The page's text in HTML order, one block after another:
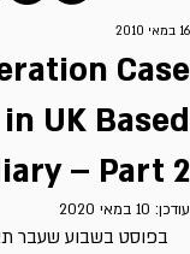
Case
UK Based
– Part 2
16 במאי 2010
עודכן: 10 במאי 2020